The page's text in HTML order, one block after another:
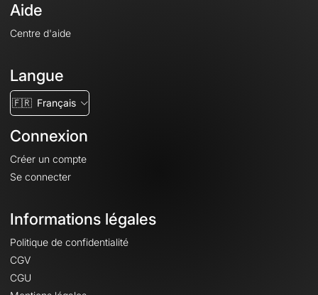
Aide
Centre d'aide
Langue
🇫🇷 Français
Connexion
Créer un compte
Se connecter
Informations légales
Politique de confidentialité
CGV
CGU